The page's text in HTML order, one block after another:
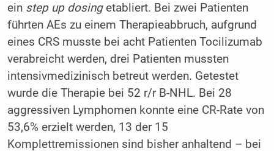
ein step up dosingetabliert. Bei zwei Patienten
führten AEs zu einem Therapieabbruch, aufgrund
eines CRS musste bei acht Patienten Tocilizumab
verabreicht werden, drei Patienten mussten
intensivmedizinisch betreut werden. Getestet
wurde die Therapie bei 52 r/r B-NHL. Bei 28
aggressiven Lymphomen konnte eine CR-Rate von
53,6% erzielt werden, 13 der 15
Komplettremissionen sind bisher anhaltend – bei